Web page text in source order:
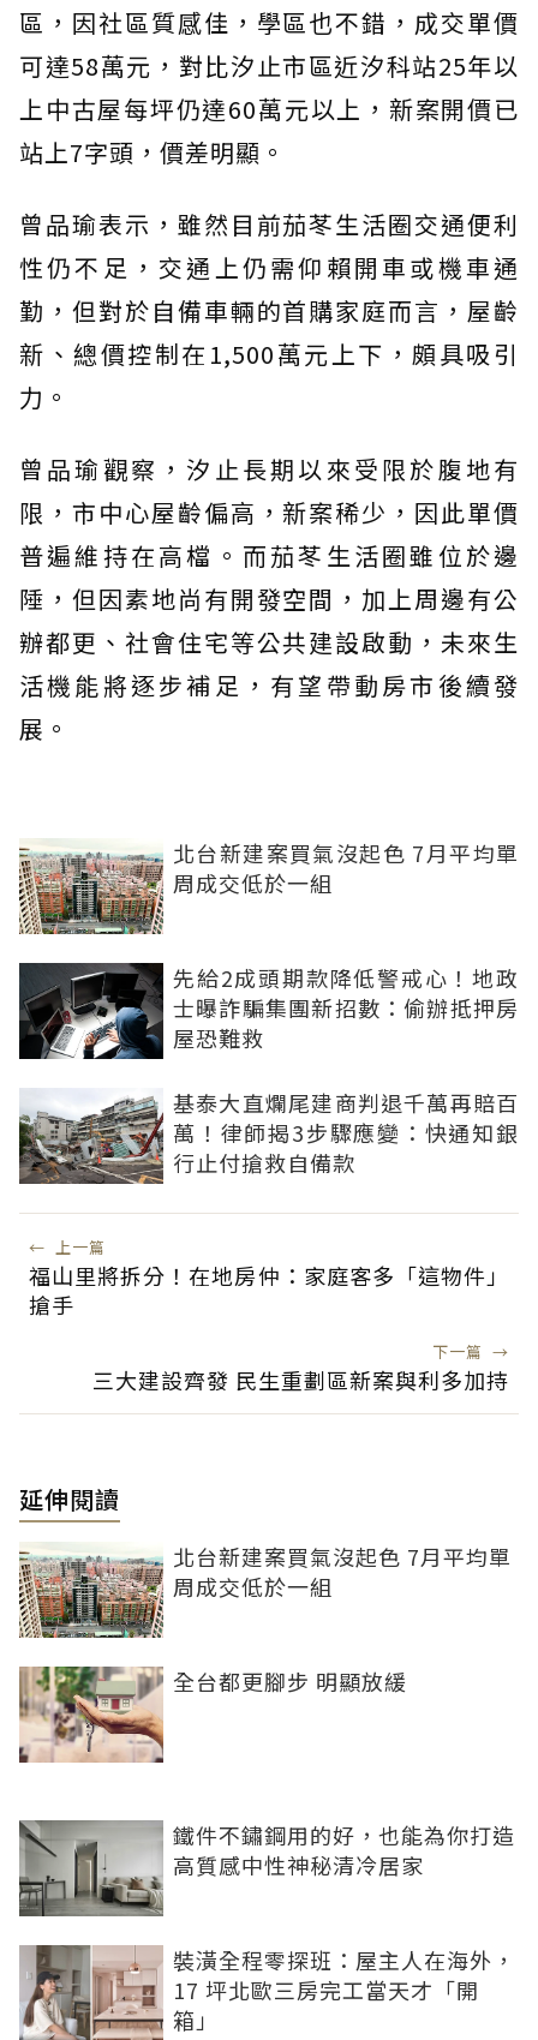
區，因社區質感佳，學區也不錯，成交單價
可達58萬元，對比汐止市區近汐科站25年以
上中古屋每坪仍達60萬元以上，新案開價已
站上7字頭，價差明顯。
曾品瑜表示，雖然目前茄苳生活圈交通便利
性仍不足，交通上仍需仰賴開車或機車通
勤，但對於自備車輛的首購家庭而言，屋齡
新、總價控制在1,500萬元上下，頗具吸引
力。
曾品瑜觀察，汐止長期以來受限於腹地有
限，市中心屋齡偏高，新案稀少，因此單價
普遍維持在高檔。而茄苳生活圈雖位於邊
陲，但因素地尚有開發空間，加上周邊有公
辦都更、社會住宅等公共建設啟動，未來生
活機能將逐步補足，有望帶動房市後續發
展。
北台新建案買氣沒起色 7月平均單
周成交低於一組
先給2成頭期款降低警戒心！地政
士曝詐騙集團新招數：偷辦抵押房
屋恐難救
基泰大直爛尾建商判退千萬再賠百
萬！律師揭3步驟應變：快通知銀
行止付搶救自備款
← 上一篇
福山里將拆分！在地房仲：家庭客多「這物件」
搶手
下一篇 →
三大建設齊發 民生重劃區新案與利多加持
延伸閱讀
北台新建案買氣沒起色 7月平均單
周成交低於一組
全台都更腳步 明顯放緩
鐵件不鏽鋼用的好，也能為你打造
高質感中性神秘清冷居家
裝潢全程零探班：屋主人在海外，
17 坪北歐三房完工當天才「開
箱」